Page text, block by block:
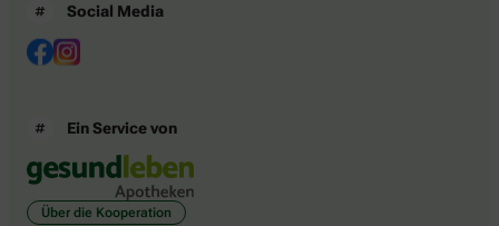
Social Media
Ein Service von
Über die Kooperation